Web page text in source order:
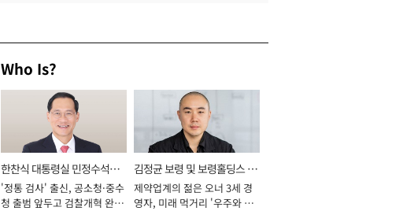
Who Is?
한찬식 대통령실 민정수석비
서관
'정통 검사' 출신, 공소청·중수
청 출범 앞두고 검찰개혁 완수
김정균 보령 및 보령홀딩스 대
표이사 사장
제약업계의 젊은 오너 3세 경
영자, 미래 먹거리 '우주와 헬